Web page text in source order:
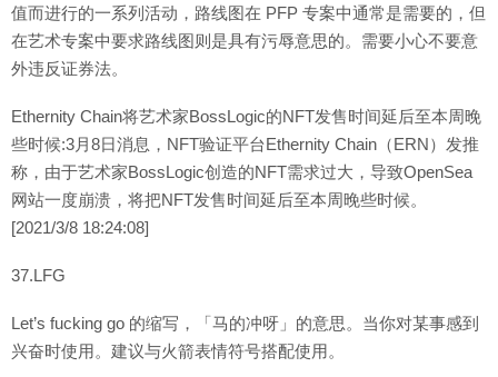
值而进行的一系列活动，路线图在 PFP 专案中通常是需要的，但
在艺术专案中要求路线图则是具有污辱意思的。需要小心不要意
外违反证券法。
Ethernity Chain将艺术家BossLogic的NFT发售时间延后至本周晚
些时候:3月8日消息，NFT验证平台Ethernity Chain（ERN）发推
称，由于艺术家BossLogic创造的NFT需求过大，导致OpenSea
网站一度崩溃，将把NFT发售时间延后至本周晚些时候。
[2021/3/8 18:24:08]
37.LFG
Let’s fucking go 的缩写，「马的冲呀」的意思。当你对某事感到
兴奋时使用。建议与火箭表情符号搭配使用。